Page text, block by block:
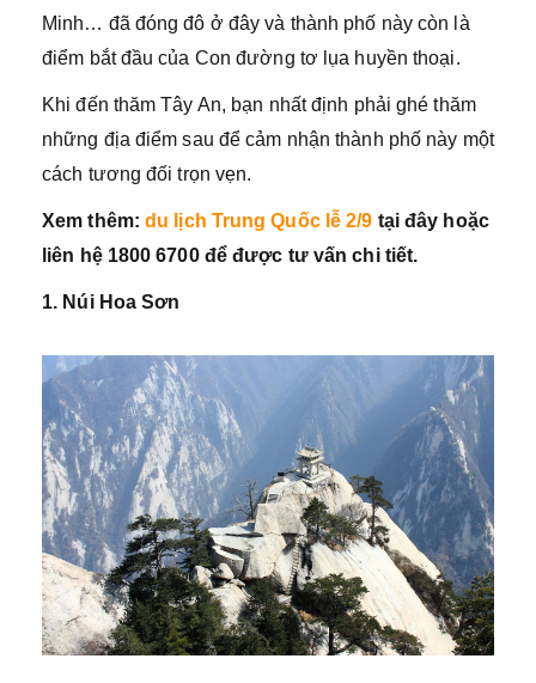
Minh… đã đóng đô ở đây và thành phố này còn là
điểm bắt đầu của Con đường tơ lụa huyền thoại.
Khi đến thăm Tây An, bạn nhất định phải ghé thăm
những địa điểm sau để cảm nhận thành phố này một
cách tương đối trọn vẹn.
Xem thêm: du lịch Trung Quốc lễ 2/9 tại đây hoặc
liên hệ 1800 6700 để được tư vấn chi tiết.
1. Núi Hoa Sơn